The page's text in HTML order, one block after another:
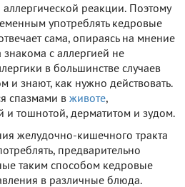
реакции. Поэтому
употреблять кедровые
сама, опираясь на мнение
знакома с аллергией не
в большинстве случаев
и знают, как нужно действовать.
спазмами в животе,
и тошнотой, дерматитом и зудом.
желудочно-кишечного тракта
предварительно
таким способом кедровые
в различные блюда.